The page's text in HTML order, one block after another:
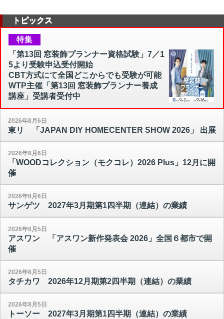
トピックス
特集
「第13回 窓装飾プランナー資格試験」7／1
5より受験申込受付開始
CBT方式にて全国どこからでも受験が可能
WTP主催「第13回 窓装飾プランナー養成
講座」受講者受付中
2026年8月6日
東リ 「JAPAN DIY HOMECENTER SHOW 2026」 出展
2026年8月6日
「WOODコレクション（モクコレ）2026 Plus」12月に開
催
2026年8月6日
サンゲツ 2027年3月期第1四半期（連結）の業績
2026年8月5日
アスワン 「アスワン新作発表会 2026」全国６都市で開
催
2026年8月5日
タチカワ 2026年12月期第2四半期（連結）の業績
2026年8月5日
トーソー 2027年3月期第1四半期（連結）の業績